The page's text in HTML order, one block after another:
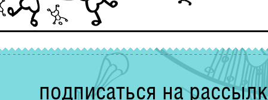
подписаться на